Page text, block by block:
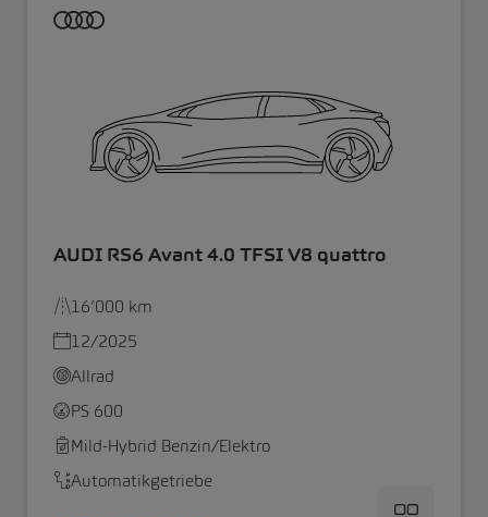
AUDI RS6 Avant 4.0 TFSI V8 quattro
16’000 km
12/2025
Allrad
PS 600
Mild-Hybrid Benzin/Elektro
Automatikgetriebe